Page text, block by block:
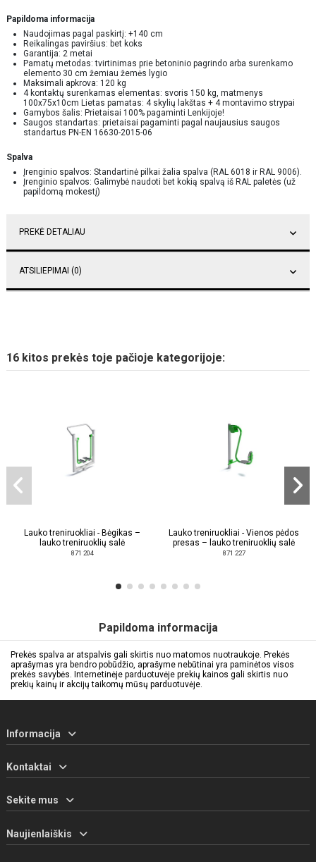
Papildoma informacija
Naudojimas pagal paskirtį: +140 cm
Reikalingas paviršius: bet koks
Garantija: 2 metai
Pamatų metodas: tvirtinimas prie betoninio pagrindo arba surenkamo
elemento 30 cm žemiau žemės lygio
Maksimali apkrova: 120 kg
4 kontaktų surenkamas elementas: svoris 150 kg, matmenys
100x75x10cm Lietas pamatas: 4 skylių lakštas + 4 montavimo strypai
Gamybos šalis: Prietaisai 100% pagaminti Lenkijoje!
Saugos standartas: prietaisai pagaminti pagal naujausius saugos
standartus PN-EN 16630-2015-06
Spalva
Įrenginio spalvos: Standartinė pilkai žalia spalva (RAL 6018 ir RAL 9006).
Įrenginio spalvos: Galimybė naudoti bet kokią spalvą iš RAL paletės (už
papildomą mokestį)
PREKĖ DETALIAU
ATSILIEPIMAI (0)
16 kitos prekės toje pačioje kategorijoje:
Lauko treniruokliai - Bėgikas –
lauko treniruoklių salė
871 204
Lauko treniruokliai - Vienos pėdos
presas – lauko treniruoklių salė
871 227
Papildoma informacija
Prekės spalva ar atspalvis gali skirtis nuo matomos nuotraukoje. Prekės
aprašymas yra bendro pobūdžio, aprašyme nebūtinai yra paminėtos visos
prekės savybės. Internetinėje parduotuvėje prekių kainos gali skirtis nuo
prekių kainų ir akcijų taikomų mūsų parduotuvėje.
Informacija
Kontaktai
Sekite mus
Naujienlaiškis